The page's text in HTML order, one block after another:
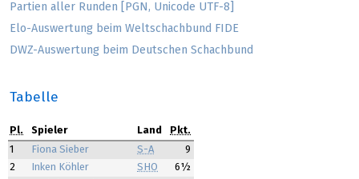
Partien aller Runden [PGN, Unicode UTF-8]
Elo-Auswertung beim Weltschachbund FIDE
DWZ-Auswertung beim Deutschen Schachbund
Tabelle
Pl. Spieler Land
Pkt.
1
Fiona Sieber S-A
9
2
Inken Köhler SHO
6½